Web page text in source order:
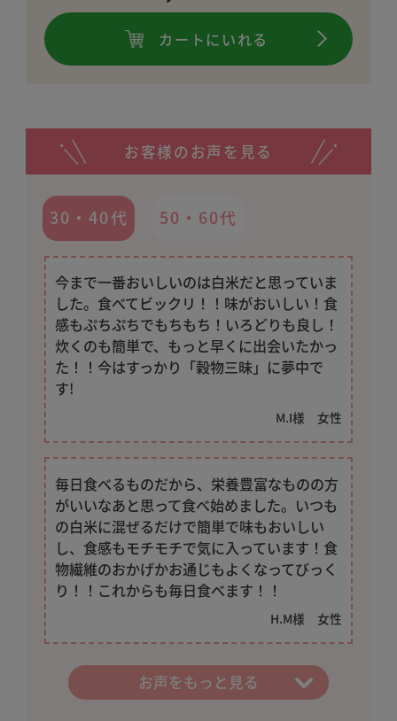
定期コースは、一時休止やご解約のご
連絡をいただくまで、定期的に商品を
お届けします。
契約期間（回数）についての条件、つ
まり「最低購入回数の縛り」などはご
ざいません。（※３回以上の受取が条
件となっている特典付きの特別コース
など、一部の定期コースを除く。）
初回はご注文から１週間前後でお届け
します。（離島など一部地域を除く）
２回目以降は前回のお届けから６０日
毎にお届けします。２回目以降、商品
は1袋当たり9%OFFの2,139円（税
込）で１袋ずつお届けします。各回の
送料は550円、お支払金額は１袋で
2,689円（税込）となります。
お支払方法の変更のお申し出がない限
り２回目以降も同じお支払い方法でお
届けいたします。
カートにいれる
お客様のお声を見る
30・40代 50・60代
今まで一番おいしいのは白米だと思っていま
した。食べてビックリ！！味がおいしい！食
感もぷちぷちでもちもち！いろどりも良し！
炊くのも簡単で、もっと早くに出会いたかっ
た！！今はすっかり「穀物三昧」に夢中で
す!
M.I様 女性
毎日食べるものだから、栄養豊富なものの方
がいいなあと思って食べ始めました。いつも
の白米に混ぜるだけで簡単で味もおいしい
し、食感もモチモチで気に入っています！食
物繊維のおかげかお通じもよくなってびっく
り！！これからも毎日食べます！！
H.M様 女性
います。実家の母にプレゼントで送ったらとて
も喜んでくれました。
健康によさそう。食が進みます♪
T.T様 女性
お声をもっと見る